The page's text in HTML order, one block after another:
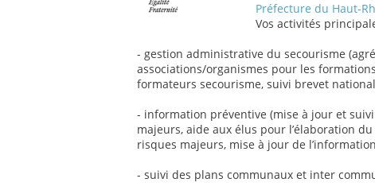
Préfecture du Haut-
Vos activités
- gestion administrative du secourisme
associations/organismes pour les
formateurs secourisme, suivi brevet
- information préventive (mise à jour et
majeurs, aide aux élus pour l’élaboration
risques majeurs, mise à jour de
- suivi des plans communaux et inter